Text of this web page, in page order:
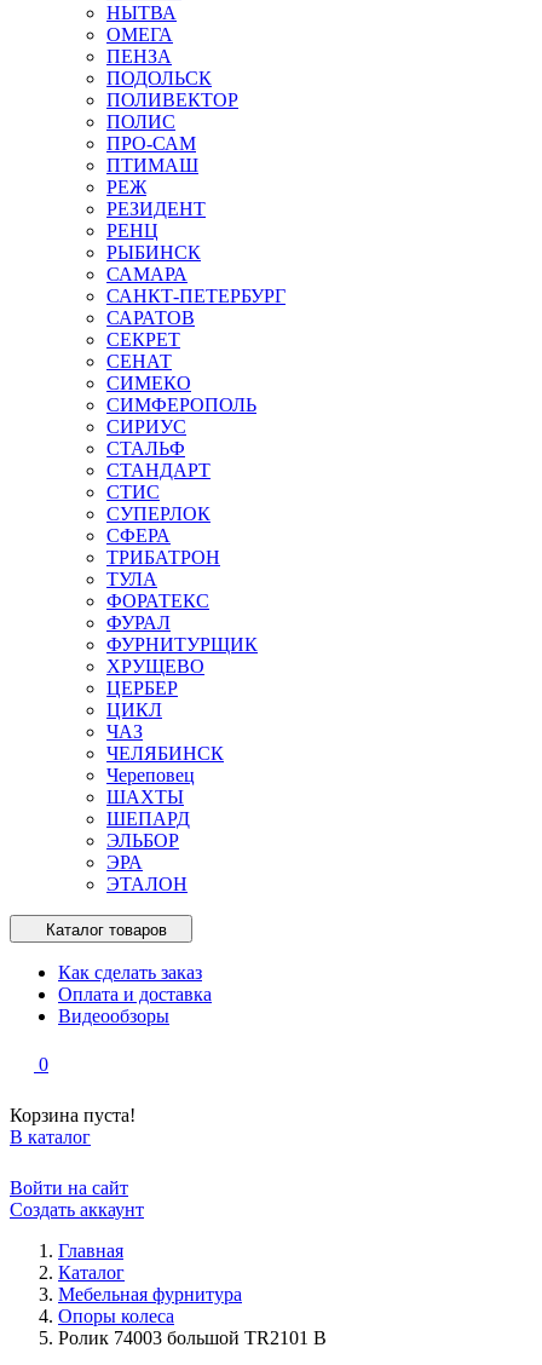
НЫТВА
ОМЕГА
ПЕНЗА
ПОДОЛЬСК
ПОЛИВЕКТОР
ПОЛИС
ПРО-САМ
ПТИМАШ
РЕЖ
РЕЗИДЕНТ
РЕНЦ
РЫБИНСК
САМАРА
САНКТ-ПЕТЕРБУРГ
САРАТОВ
СЕКРЕТ
СЕНАТ
СИМЕКО
СИМФЕРОПОЛЬ
СИРИУС
СТАЛЬФ
СТАНДАРТ
СТИС
СУПЕРЛОК
СФЕРА
ТРИБАТРОН
ТУЛА
ФОРАТЕКС
ФУРАЛ
ФУРНИТУРЩИК
ХРУЩЕВО
ЦЕРБЕР
ЦИКЛ
ЧАЗ
ЧЕЛЯБИНСК
Череповец
ШАХТЫ
ШЕПАРД
ЭЛЬБОР
ЭРА
ЭТАЛОН
Каталог товаров
Как сделать заказ
Оплата и доставка
Видеообзоры
0
Корзина пуста!
В каталог
Войти на сайт
Создать аккаунт
Главная
Каталог
Мебельная фурнитура
Опоры колеса
Ролик 74003 большой TR2101 В